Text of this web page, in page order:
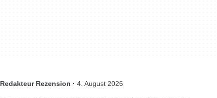
Redakteur Rezension · 4. August 2026